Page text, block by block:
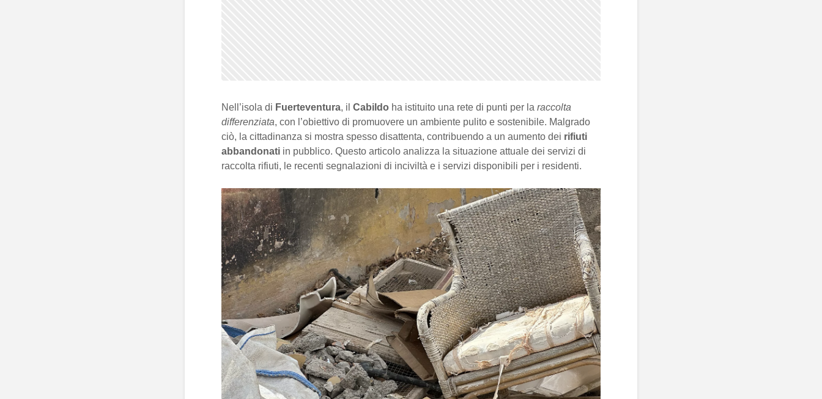
Nell’isola di Fuerteventura, il Cabildo ha istituito una rete di punti per la raccolta
differenziata, con l’obiettivo di promuovere un ambiente pulito e sostenibile. Malgrado
ciò, la cittadinanza si mostra spesso disattenta, contribuendo a un aumento dei rifiuti
abbandonati in pubblico. Questo articolo analizza la situazione attuale dei servizi di
raccolta rifiuti, le recenti segnalazioni di inciviltà e i servizi disponibili per i residenti.